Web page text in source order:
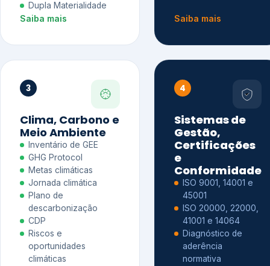
Dupla Materialidade
Saiba mais
Saiba mais
3
Clima, Carbono e
Meio Ambiente
Inventário de GEE
GHG Protocol
Metas climáticas
Jornada climática
Plano de
descarbonização
CDP
Riscos e
oportunidades
climáticas
4
Sistemas de
Gestão,
Certificações
e
Conformidade
ISO 9001, 14001 e
45001
ISO 20000, 22000,
41001 e 14064
Diagnóstico de
aderência
normativa